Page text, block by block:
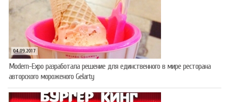
04.09.2017
Modern-Expo разработала решение для единственного в мире ресторана
авторского мороженого Gelarty